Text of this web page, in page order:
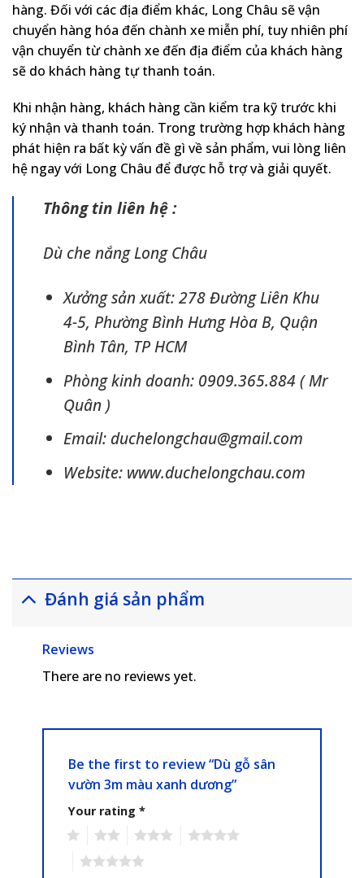
hàng. Đối với các địa điểm khác, Long Châu sẽ vận
chuyển hàng hóa đến chành xe miễn phí, tuy nhiên phí
vận chuyển từ chành xe đến địa điểm của khách hàng
sẽ do khách hàng tự thanh toán.
Khi nhận hàng, khách hàng cần kiểm tra kỹ trước khi
ký nhận và thanh toán. Trong trường hợp khách hàng
phát hiện ra bất kỳ vấn đề gì về sản phẩm, vui lòng liên
hệ ngay với Long Châu để được hỗ trợ và giải quyết.
Thông tin liên hệ :
Dù che nắng Long Châu
Xưởng sản xuất: 278 Đường Liên Khu
4-5, Phường Bình Hưng Hòa B, Quận
Bình Tân, TP HCM
Phòng kinh doanh: 0909.365.884 ( Mr
Quân )
Email: duchelongchau@gmail.com
Website: www.duchelongchau.com
Đánh giá sản phẩm
Reviews
There are no reviews yet.
Be the first to review “Dù gỗ sân
vườn 3m màu xanh dương”
Your rating *